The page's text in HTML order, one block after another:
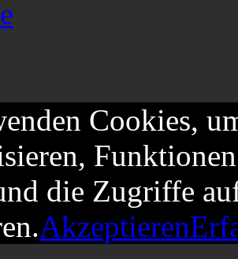
Cookies,
die Zugriffe
Akzeptieren